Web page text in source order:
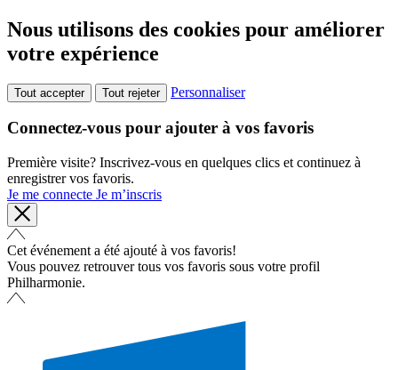
Nous utilisons des cookies pour améliorer
votre expérience
Tout accepter Tout rejeter Personnaliser
Connectez-vous pour ajouter à vos favoris
Première visite? Inscrivez-vous en quelques clics et continuez à
enregistrer vos favoris.
Je me connecte Je m’inscris
Cet événement a été ajouté à vos favoris!
Vous pouvez retrouver tous vos favoris sous votre profil
Philharmonie.